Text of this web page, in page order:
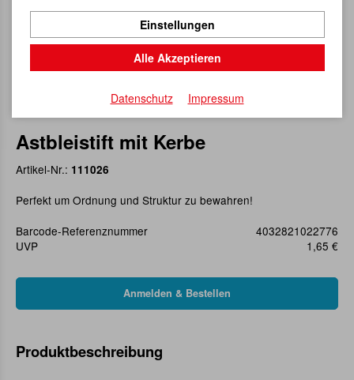
Astbleistift mit Kerbe
Artikel-Nr.: 111026
Perfekt um Ordnung und Struktur zu bewahren!
Barcode-Referenznummer
4032821022776
UVP
1,65 €
Produktbeschreibung
Einstellungen
Alle Akzeptieren
Datenschutz Impressum